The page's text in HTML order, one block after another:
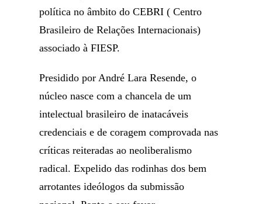
política no âmbito do CEBRI ( Centro
Brasileiro de Relações Internacionais)
associado à FIESP.
Presidido por André Lara Resende, o
núcleo nasce com a chancela de um
intelectual brasileiro de inatacáveis
credenciais e de coragem comprovada nas
críticas reiteradas ao neoliberalismo
radical. Expelido das rodinhas dos bem
arrotantes ideólogos da submissão